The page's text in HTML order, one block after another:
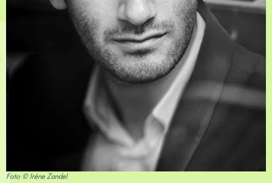
Foto © Iréne Zandel